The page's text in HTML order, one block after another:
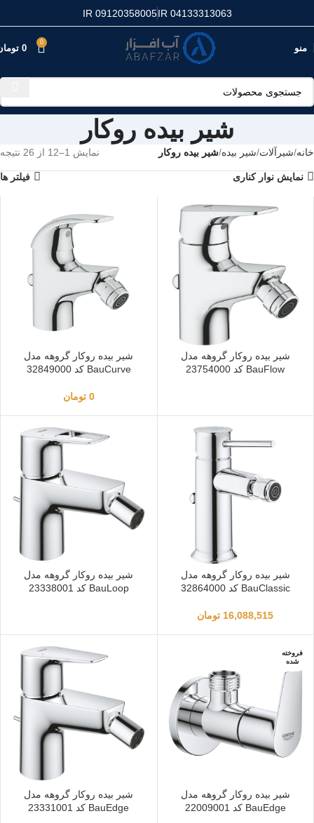
IR 04133313063
IR 09120358005
منو
0
0
شیر بیده روکار
خانه شیرآلات شیر بیده شیر بیده روکار نمایش 1–12 از 26 نتیجه
نمایش نوار کناری فیلتر ها
شیر بیده روکار گروهه مدل
BauFlow کد 23754000
شیر بیده روکار گروهه مدل
BauCurve کد 32849000
0 تومان
شیر بیده روکار گروهه مدل
BauClassic کد 32864000
16,088,515 تومان
شیر بیده روکار گروهه مدل
BauLoop کد 23338001
فروخته
شده
شیر بیده روکار گروهه مدل
BauEdge کد 22009001
شیر بیده روکار گروهه مدل
BauEdge کد 23331001